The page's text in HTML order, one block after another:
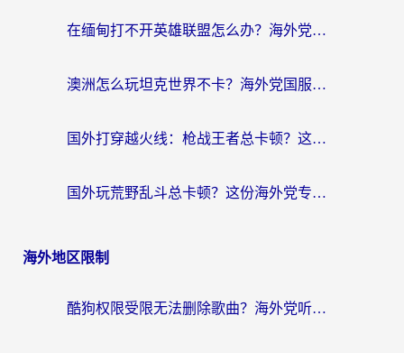
在缅甸打不开英雄联盟怎么办？海外党亲测有效的国服游戏加速指南
澳洲怎么玩坦克世界不卡？海外党国服游戏加速终极指南（附逆战奇妙碰碰车解决方案）
国外打穿越火线：枪战王者总卡顿？这篇加速器推荐下载指南帮你解决延迟难题
国外玩荒野乱斗总卡顿？这份海外党专属的国服游戏加速攻略请收好
海外地区限制
酷狗权限受限无法删除歌曲？海外党听国内音乐的终极解决方案来了